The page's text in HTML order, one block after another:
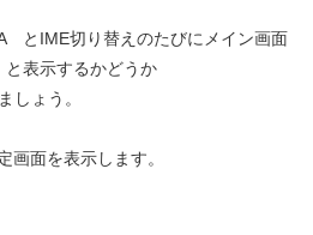
とIME切り替えのたびにメイン画面
表示するかどうか
しょう。
画面を表示します。